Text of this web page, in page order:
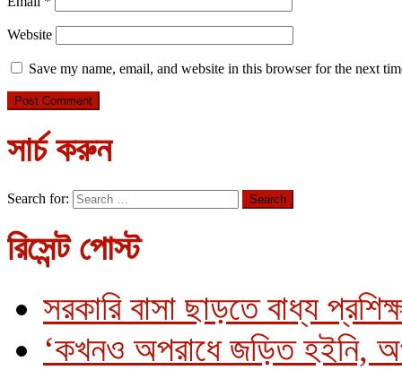
Website
Save my name, email, and website in this browser for the next
সার্চ করুন
Search for:
রিসেন্ট পোস্ট
সরকারি বাসা ছাড়তে বাধ্য
‘কখনও অপরাধে জড়িত হইনি,